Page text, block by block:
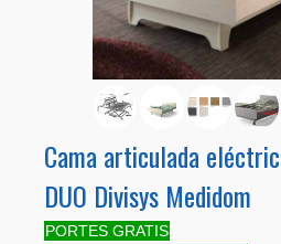
Cama articulada
DUO Divisys Medidom
PORTES GRATIS